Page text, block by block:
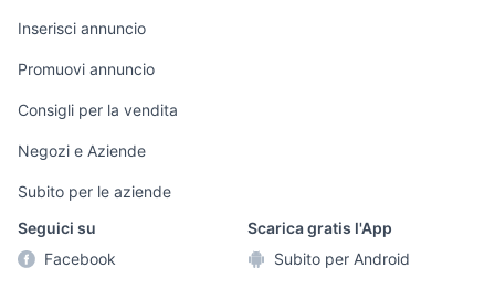
Console e
Tutto per i bambini
Sports
Biciclette
Inserisci annuncio
Promuovi annuncio
Consigli per la vendita
Negozi e Aziende
Subito per le aziende
Seguici su
Facebook
Scarica gratis l'App
Subito per Android